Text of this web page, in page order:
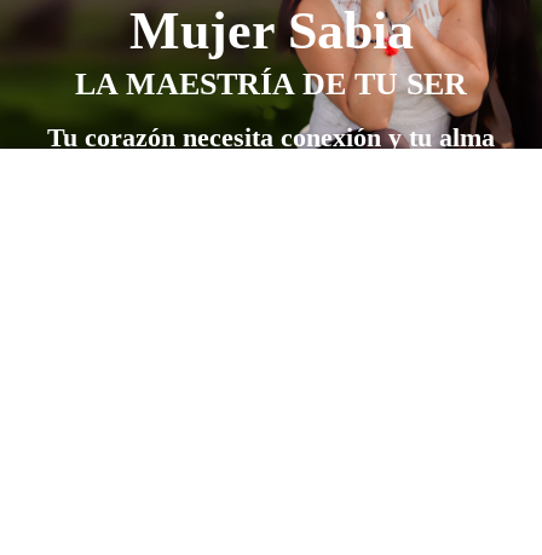
Mujer Sabia
LA MAESTRÍA DE TU SER
Tu corazón necesita conexión y tu alma